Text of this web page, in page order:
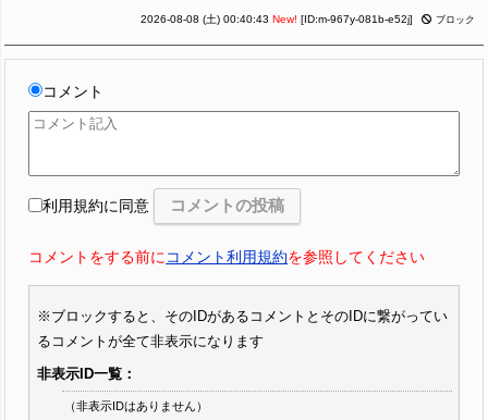
2026-08-08 (土) 00:40:43 New! [ID:m-967y-081b-e52j] ブロック
コメント
利用規約に同意
コメントをする前に コメント利用規約を参照してください
※ブロックすると、そのIDがあるコメントとそのIDに繋がってい
るコメントが全て非表示になります
非表示ID一覧：
（非表示IDはありません）